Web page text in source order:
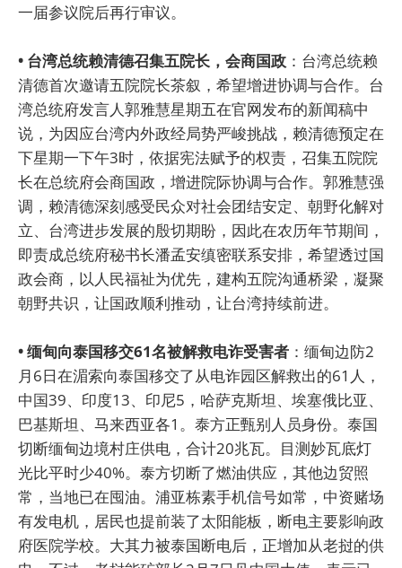
一届参议院后再行审议。
• 台湾总统赖清德召集五院长，会商国政 ：台湾总统赖
清德首次邀请五院院长茶叙，希望增进协调与合作。台
湾总统府发言人郭雅慧星期五在官网发布的新闻稿中
说，为因应台湾内外政经局势严峻挑战，赖清德预定在
下星期一下午3时，依据宪法赋予的权责，召集五院院
长在总统府会商国政，增进院际协调与合作。郭雅慧强
调，赖清德深刻感受民众对社会团结安定、朝野化解对
立、台湾进步发展的殷切期盼，因此在农历年节期间，
即责成总统府秘书长潘孟安缜密联系安排，希望透过国
政会商，以人民福祉为优先，建构五院沟通桥梁，凝聚
朝野共识，让国政顺利推动，让台湾持续前进。
• 缅甸向泰国移交61名被解救电诈受害者 ：缅甸边防2
月6日在湄索向泰国移交了从电诈园区解救出的61人，
中国39、印度13、印尼5，哈萨克斯坦、埃塞俄比亚、
巴基斯坦、马来西亚各1。泰方正甄别人员身份。泰国
切断缅甸边境村庄供电，合计20兆瓦。目测妙瓦底灯
光比平时少40%。泰方切断了燃油供应，其他边贸照
常，当地已在囤油。浦亚栋素手机信号如常，中资赌场
有发电机，居民也提前装了太阳能板，断电主要影响政
府医院学校。大其力被泰国断电后，正增加从老挝的供